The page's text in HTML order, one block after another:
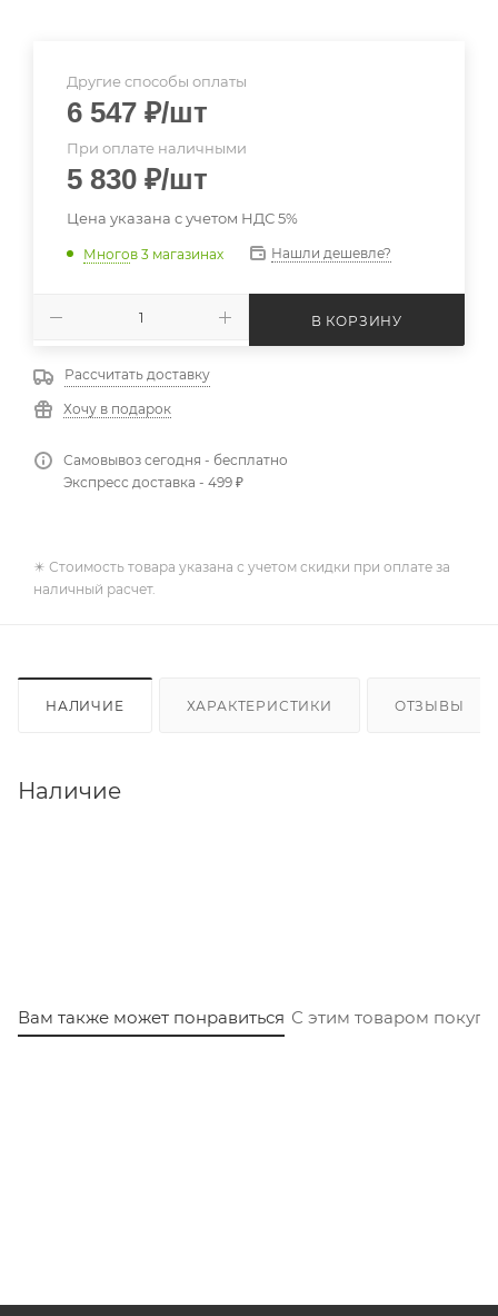
Другие способы оплаты
6 547 ₽/шт
При оплате наличными
5 830 ₽/шт
Цена указана с учетом НДС 5%
Многов 3 магазинах Нашли дешевле?
В КОРЗИНУ
Рассчитать доставку
Хочу в подарок
Самовывоз сегодня - бесплатно
Экспресс доставка - 499 ₽
✴️ Стоимость товара указана с учетом скидки при оплате за
наличный расчет.
НАЛИЧИЕ ХАРАКТЕРИСТИКИ ОТЗЫВЫ
Наличие
Вам также может понравиться С этим товаром